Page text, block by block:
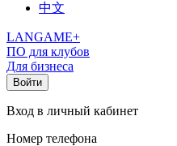
中文
LANGAME+
ПО для клубов
Для бизнеса
Войти
Вход в личный кабинет
Номер телефона